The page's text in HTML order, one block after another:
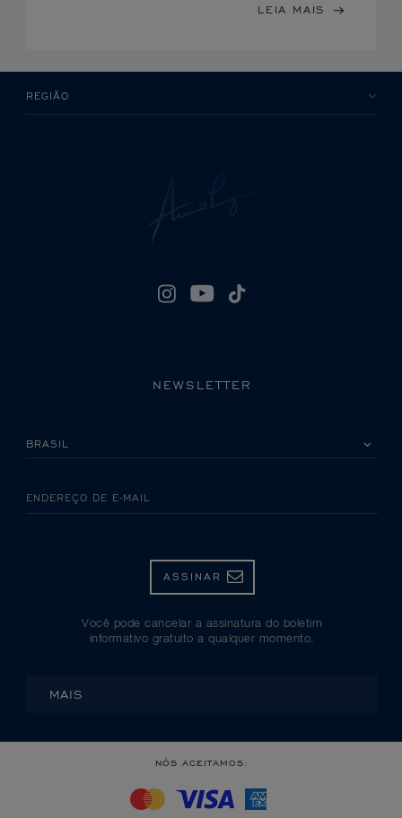
LEIA MAIS
REGIÃO
NEWSLETTER
ENDEREÇO DE E-MAIL
ASSINAR
Você pode cancelar a assinatura do boletim
informativo gratuito a qualquer momento.
MAIS
NÓS ACEITAMOS: